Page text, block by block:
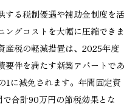
する税制優遇や補助金制度を活
ングコストを大幅に圧縮できま
産税の軽減措置は、2025年度
要件を満たす新築アパートであ
1に減免されます。年間固定資
合計90万円の節税効果とな